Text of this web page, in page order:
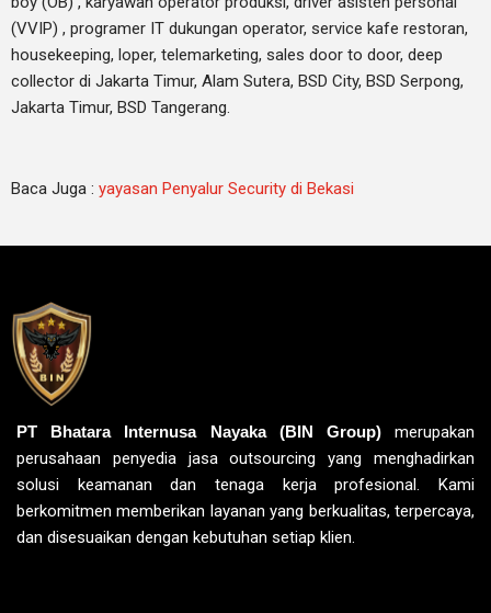
(VVIP) , programer IT dukungan operator, service kafe restoran,
housekeeping, loper, telemarketing, sales door to door, deep
collector di Jakarta Timur, Alam Sutera, BSD City, BSD Serpong,
Jakarta Timur, BSD Tangerang.
Baca Juga : yayasan Penyalur Security di Bekasi
PT Bhatara Internusa Nayaka (BIN Group)merupakan
perusahaan penyedia jasa outsourcing yang menghadirkan
solusi keamanan dan tenaga kerja profesional. Kami
berkomitmen memberikan layanan yang berkualitas, terpercaya,
dan disesuaikan dengan kebutuhan setiap klien.